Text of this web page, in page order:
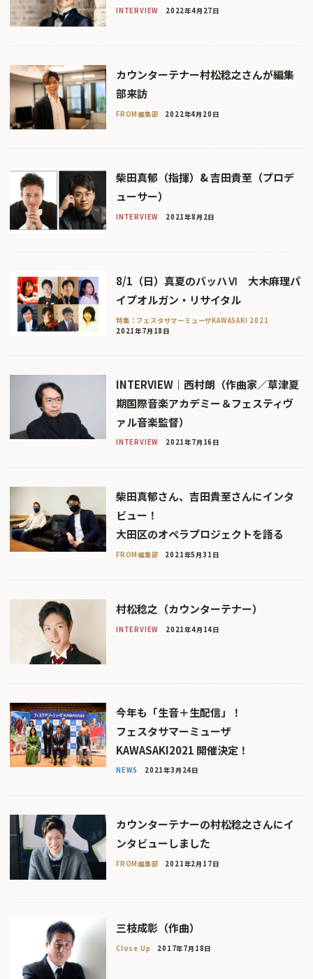
INTERVIEW 2022年4月27日
カウンターテナー村松稔之さんが編集
部来訪
FROM編集部 2022年4月20日
柴田真郁（指揮）& 吉田貴至（プロデ
ューサー）
INTERVIEW 2021年8月2日
8/1（日）真夏のバッハⅥ 大木麻理パ
イプオルガン・リサイタル
特集：フェスタサマーミューザKAWASAKI 2021
2021年7月18日
INTERVIEW｜西村朗（作曲家／草津夏
期国際音楽アカデミー＆フェスティヴ
ァル音楽監督）
INTERVIEW 2021年7月16日
柴田真郁さん、吉田貴至さんにインタ
ビュー！
大田区のオペラプロジェクトを語る
FROM編集部 2021年5月31日
村松稔之（カウンターテナー）
INTERVIEW 2021年4月14日
今年も「生音＋生配信」！
フェスタサマーミューザ
KAWASAKI2021 開催決定！
NEWS 2021年3月24日
カウンターテナーの村松稔之さんにイ
ンタビューしました
FROM編集部 2021年2月17日
三枝成彰（作曲）
Close Up 2017年7月18日